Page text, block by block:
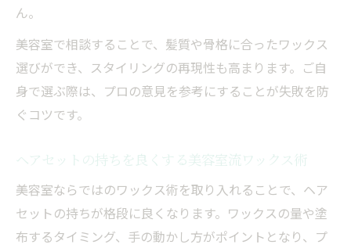
美容室おすすめ鶴見メンズワックス活用ポ
イント
美容室で50代に人気の鶴見ワックススタイ
川崎市の美容室が教えるワックステクニック
美容室が伝授する川崎でのワックステクの
ん。
美容室で相談することで、髪質や骨格に合ったワックス
選びができ、スタイリングの再現性も高まります。ご自
身で選ぶ際は、プロの意見を参考にすることが失敗を防
ぐコツです。
ヘアセットの持ちを良くする美容室流ワックス術
美容室ならではのワックス術を取り入れることで、ヘア
セットの持ちが格段に良くなります。ワックスの量や塗
布するタイミング、手の動かし方がポイントとなり、プ